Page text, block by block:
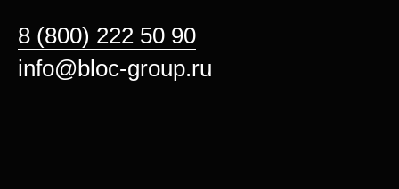
8 (800) 222 50 90
info@bloc-group.ru